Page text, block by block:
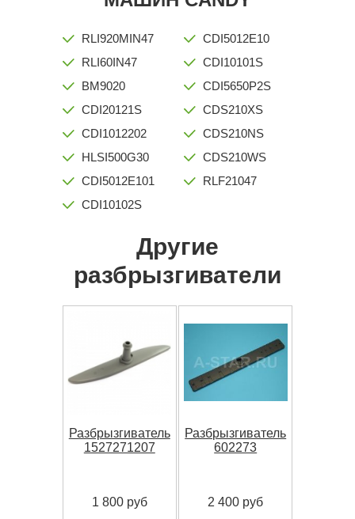
RLI920MIN47
RLI60IN47
BM9020
CDI20121S
CDI1012202
HLSI500G30
CDI5012E101
CDI10102S
CDI5012E10
CDI10101S
CDI5650P2S
CDS210XS
CDS210NS
CDS210WS
RLF21047
Другие
разбрызгиватели
Разбрызгиватель
1527271207
1 800 руб
Разбрызгиватель
602273
2 400 руб